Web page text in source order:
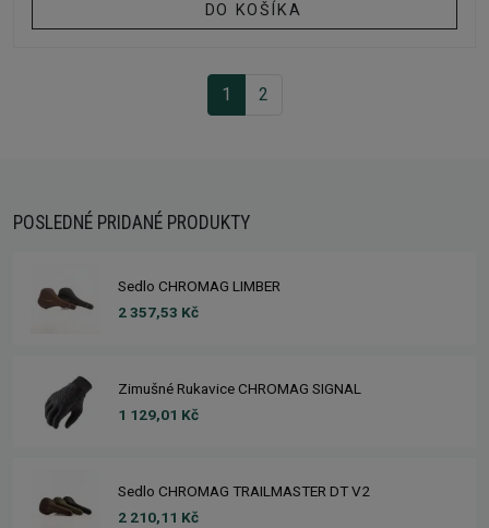
DO KOŠÍKA
1 2
POSLEDNÉ PRIDANÉ PRODUKTY
Sedlo CHROMAG LIMBER
2 357,53 Kč
Zimušné Rukavice CHROMAG SIGNAL
1 129,01 Kč
Sedlo CHROMAG TRAILMASTER DT V2
2 210,11 Kč